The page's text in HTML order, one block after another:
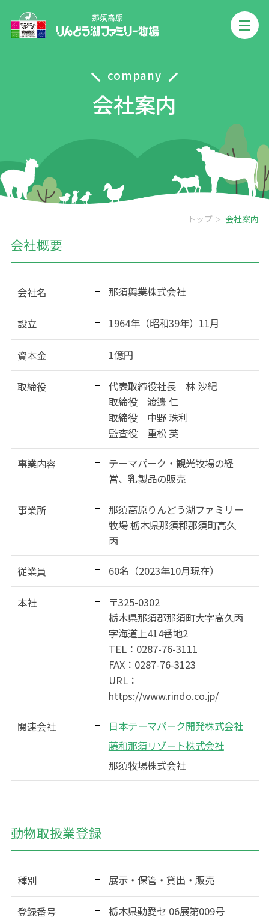
company
会社案内
トップ 会社案内
会社概要
会社名 那須興業株式会社
設立 1964年（昭和39年）11月
資本金 1億円
取締役
代表取締役社長 林 沙紀
取締役 渡邊 仁
取締役 中野 珠利
監査役 重松 英
事業内容
テーマパーク・観光牧場の経
営、乳製品の販売
事業所
那須高原りんどう湖ファミリー
牧場 栃木県那須郡那須町高久
丙
従業員 60名（2023年10月現在）
本社
〒325-0302
栃木県那須郡那須町大字高久丙
字海道上414番地2
TEL：0287-76-3111
FAX：0287-76-3123
URL：
https://www.rindo.co.jp/
関連会社
日本テーマパーク開発株式会社
藤和那須リゾート株式会社
那須牧場株式会社
動物取扱業登録
種別 展示・保管・貸出・販売
登録番号
栃木県動愛セ 06展第009号